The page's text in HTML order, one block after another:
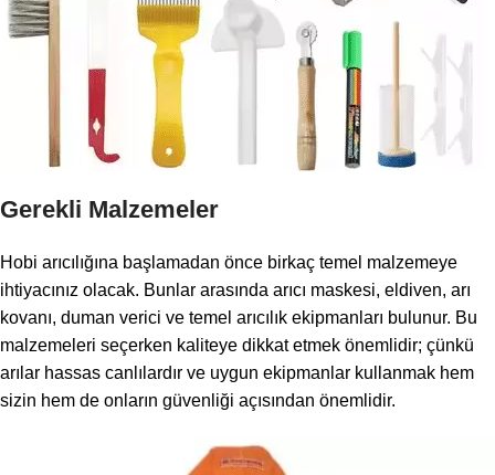
Gerekli Malzemeler
Hobi arıcılığına başlamadan önce birkaç temel malzemeye
ihtiyacınız olacak. Bunlar arasında arıcı maskesi, eldiven, arı
kovanı, duman verici ve temel arıcılık ekipmanları bulunur. Bu
malzemeleri seçerken kaliteye dikkat etmek önemlidir; çünkü
arılar hassas canlılardır ve uygun ekipmanlar kullanmak hem
sizin hem de onların güvenliği açısından önemlidir.